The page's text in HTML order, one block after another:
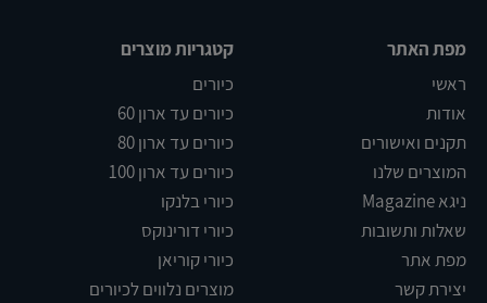
מפת האתר
ראשי
אודות
תקנים ואישורים
המוצרים שלנו
ניגא Magazine
שאלות ותשובות
מפת אתר
יצירת קשר
קטגריות מוצרים
כיורים
כיורים עד ארון 60
כיורים עד ארון 80
כיורים עד ארון 100
כיורי בלנקו
כיורי דורינוקס
כיורי קוריאן
מוצרים נלווים לכיורים